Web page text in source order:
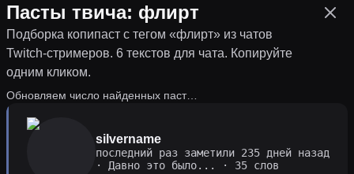
Пасты твича: флирт
Подборка копипаст с тегом «флирт» из чатов
Twitch-стримеров. 6 текстов для чата. Копируйте
одним кликом.
Обновляем число найденных паст…
silvername
последний раз заметили 235 дней назад
·
Давно это было... · 35 слов